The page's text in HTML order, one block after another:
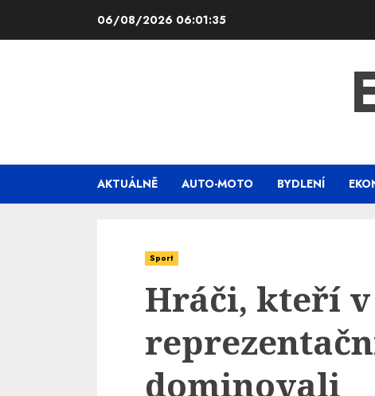
06/08/2026 06:01:36
AKTUÁLNĚ AUTO-MOTO BYDLENÍ
Sport
Hráči, kteří
dominovali